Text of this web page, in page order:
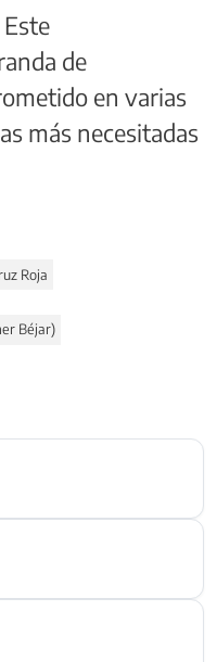
de
en varias
más necesitadas
Roja
Béjar)